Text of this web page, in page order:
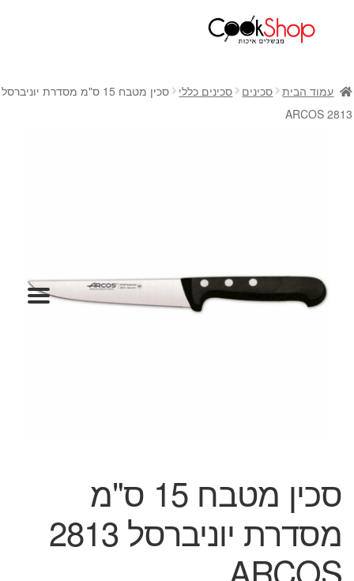
חנות
כלי בישול
אפייה
קפה ותה
עגלת קניות
תשלום
עמוד הבית סכינים סכינים כללי
סכין מטבח 15 ס"מ מסדרת יוניברסל
2813 ARCOS
סכין מטבח 15 ס"מ
מסדרת יוניברסל 2813
ARCOS